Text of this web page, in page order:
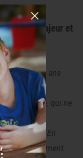
jeune majeur et
contrat
de 16 à 25 ans
d’une
handicapé, qui ne
et
durable. En
d’Engagement